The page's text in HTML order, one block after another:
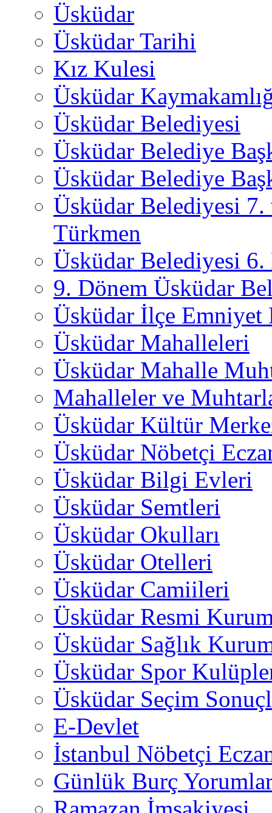
Üsküdar
Üsküdar Tarihi
Kız Kulesi
Üsküdar
Üsküdar Belediyesi
Üsküdar Belediye
Üsküdar Belediye
Üsküdar Belediyesi
Türkmen
Üsküdar Belediyesi 6.
9. Dönem Üsküdar
Üsküdar İlçe
Üsküdar Mahalleleri
Üsküdar Mahalle
Mahalleler ve
Üsküdar Kültür
Üsküdar Nöbetçi
Üsküdar Bilgi Evleri
Üsküdar Semtleri
Üsküdar Okulları
Üsküdar Otelleri
Üsküdar Camiileri
Üsküdar Resmi
Üsküdar Sağlık
Üsküdar Spor
Üsküdar Seçim
E-Devlet
İstanbul Nöbetçi
Günlük Burç